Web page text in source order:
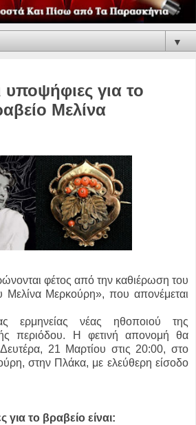
▼
υποψήφιες για το
Μελίνα
φέτος από την καθιέρωση του
Μελίνα Μερκούρη», που απονέμεται
ερμηνείας νέας ηθοποιού της
περιόδου. Η φετινή απονομή θα
21 Μαρτίου στις 20:00, στο
στην Πλάκα, με ελεύθερη είσοδο
για το βραβείο είναι: